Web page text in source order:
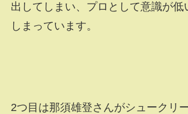
出してしまい、プロとして意識が低
しまっています。
2つ目は那須雄登さんがシュークリ